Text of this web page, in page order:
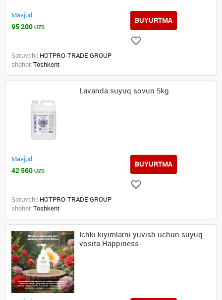
Mavjud
95 200 UZS
BUYURTMA
Sotuvchi: HOTPRO-TRADE GROUP
shahar: Toshkent
Lavanda suyuq sovun 5kg
Mavjud
42 560 UZS
BUYURTMA
Sotuvchi: HOTPRO-TRADE GROUP
shahar: Toshkent
Ichki kiyimlarni yuvish uchun suyuq
vosita Happiness